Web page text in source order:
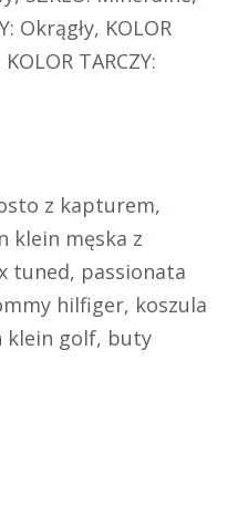
Okrągły, KOLOR
TARCZY:
z kapturem,
klein męska z
tuned, passionata
hilfiger, koszula
klein golf, buty